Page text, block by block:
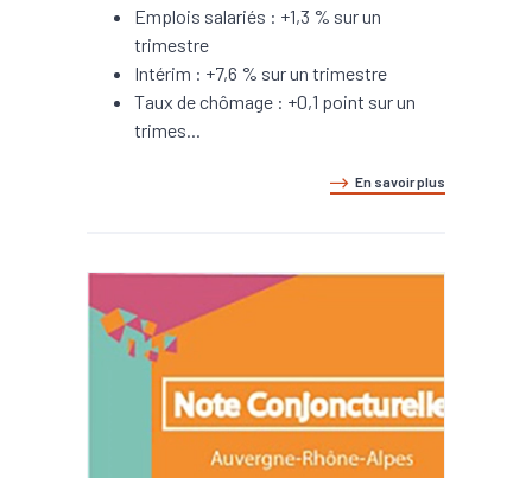
Emplois salariés : +1,3 % sur un
trimestre
Intérim : +7,6 % sur un trimestre
Taux de chômage : +0,1 point sur un
trimes...
En savoir plus